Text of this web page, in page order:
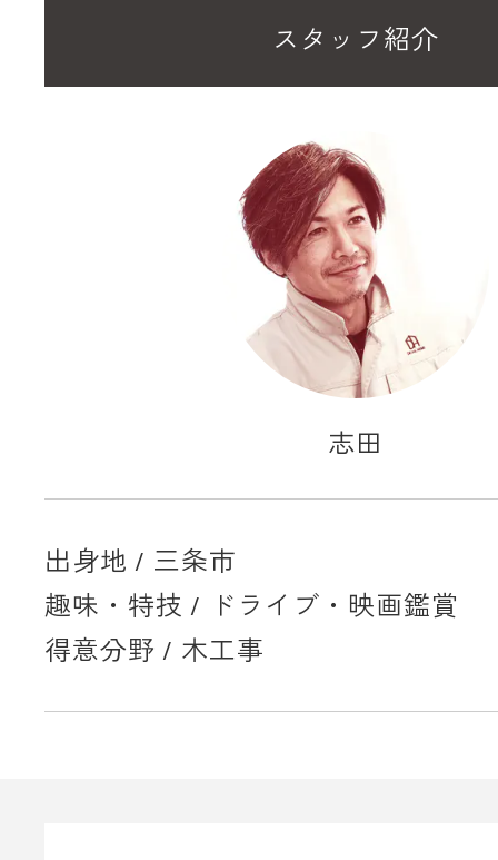
スタッフ紹介
志田
出身地 / 三条市
趣味・特技 / ドライブ・映画鑑賞
得意分野 / 木工事